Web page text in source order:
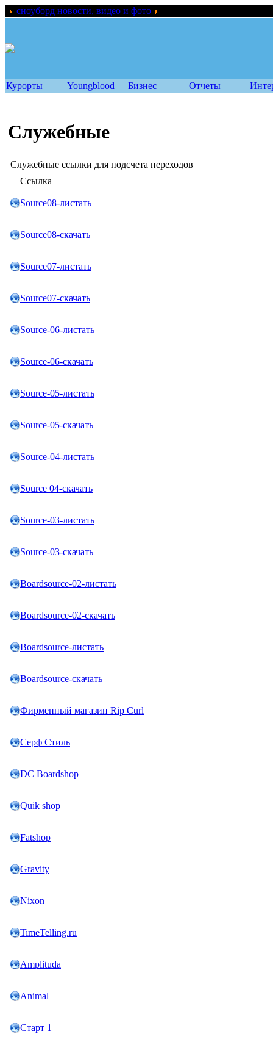
сноуборд новости, видео и фото
Курорты Youngblood Бизнес Отчеты
Служебные
Служебные ссылки для подсчета переходов
Ссылка
Source08-листать
Source08-скачать
Source07-листать
Source07-скачать
Source-06-листать
Source-06-скачать
Source-05-листать
Source-05-скачать
Source-04-листать
Source 04-скачать
Source-03-листать
Source-03-скачать
Boardsource-02-листать
Boardsource-02-скачать
Boardsource-листать
Boardsource-скачать
Фирменный магазин Rip Curl
Серф Стиль
DC Boardshop
Quik shop
Fatshop
Gravity
Nixon
TimeTelling.ru
Amplituda
Animal
Старт 1